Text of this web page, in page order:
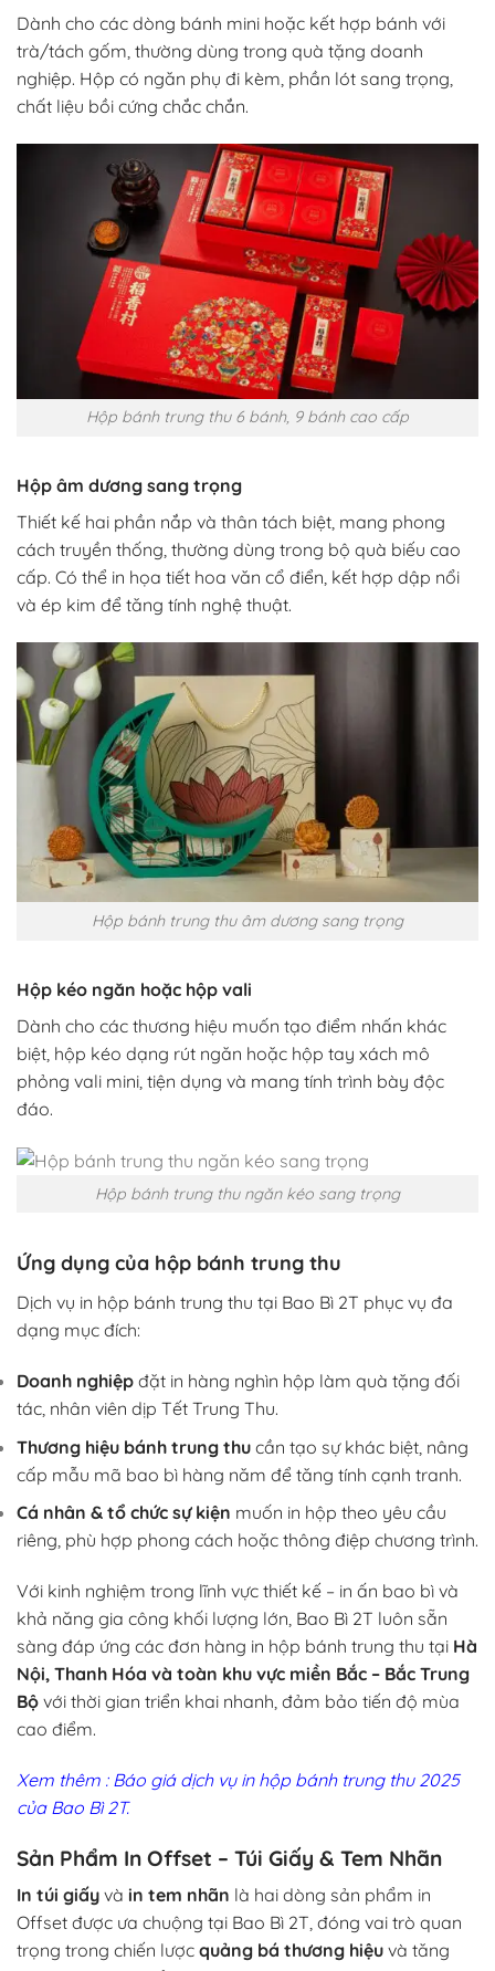
Dành cho các dòng bánh mini hoặc kết hợp bánh với
trà/tách gốm, thường dùng trong quà tặng doanh
nghiệp. Hộp có ngăn phụ đi kèm, phần lót sang trọng,
chất liệu bồi cứng chắc chắn.
Hộp bánh trung thu 6 bánh, 9 bánh cao cấp
Hộp âm dương sang trọng
Thiết kế hai phần nắp và thân tách biệt, mang phong
cách truyền thống, thường dùng trong bộ quà biếu cao
cấp. Có thể in họa tiết hoa văn cổ điển, kết hợp dập nổi
và ép kim để tăng tính nghệ thuật.
Hộp bánh trung thu âm dương sang trọng
Hộp kéo ngăn hoặc hộp vali
Dành cho các thương hiệu muốn tạo điểm nhấn khác
biệt, hộp kéo dạng rút ngăn hoặc hộp tay xách mô
phỏng vali mini, tiện dụng và mang tính trình bày độc
đáo.
Hộp bánh trung thu ngăn kéo sang trọng
Ứng dụng của hộp bánh trung thu
Dịch vụ in hộp bánh trung thu tại Bao Bì 2T phục vụ đa
dạng mục đích:
Doanh nghiệp đặt in hàng nghìn hộp làm quà tặng đối
tác, nhân viên dịp Tết Trung Thu.
Thương hiệu bánh trung thu cần tạo sự khác biệt, nâng
cấp mẫu mã bao bì hàng năm để tăng tính cạnh tranh.
Cá nhân & tổ chức sự kiện muốn in hộp theo yêu cầu
riêng, phù hợp phong cách hoặc thông điệp chương trình.
Với kinh nghiệm trong lĩnh vực thiết kế – in ấn bao bì và
khả năng gia công khối lượng lớn, Bao Bì 2T luôn sẵn
sàng đáp ứng các đơn hàng in hộp bánh trung thu tại Hà
Nội, Thanh Hóa và toàn khu vực miền Bắc – Bắc Trung
Bộ với thời gian triển khai nhanh, đảm bảo tiến độ mùa
cao điểm.
Xem thêm : Báo giá dịch vụ in hộp bánh trung thu 2025
củaBao Bì 2T.
Sản Phẩm In Offset – Túi Giấy & Tem Nhãn
In túi giấy và in tem nhãn là hai dòng sản phẩm in
Offset được ưa chuộng tại Bao Bì 2T, đóng vai trò quan
trọng trong chiến lược quảng bá thương hiệu và tăng